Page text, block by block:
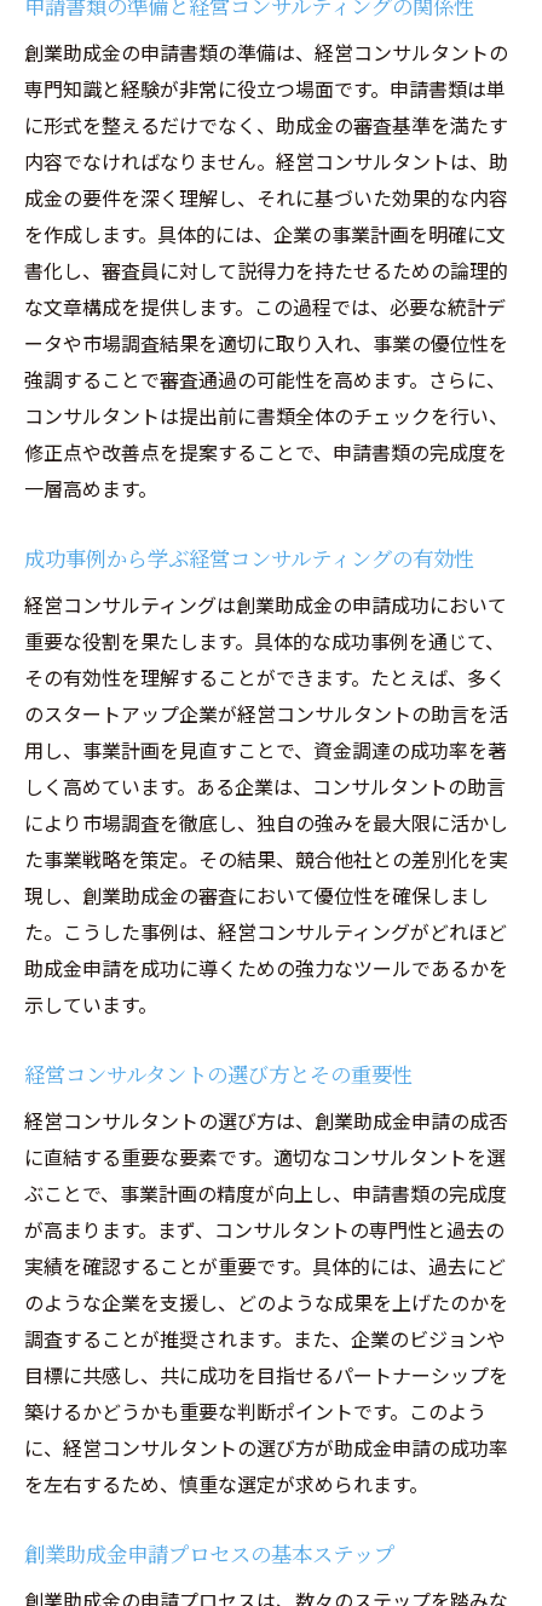
ングの役割
投資家へのアプローチ方法とコンサルティ
ングの利用
資金調達に成功するための具体的なステッ
プ
経営コンサルティングがもたらす資金調達
の成功事例
助成金とその他の資金源の比較
資金調達におけるリスク管理の重要性
経営コンサルティングと創業助成金ビジネス計
画の最適化
ビジネス計画を最適化するための経営コン
サルティングの手法
方
助成金申請に強いビジネス計画とは
経営コンサルタントが見るビジネス計画の
改善点
助成金に適したビジネスモデルの構築
ビジネス計画のフィードバックと改善のプ
ロセス
助成金申請プロセスを簡略化する方法と経営コ
ンサルティングの関わり
助成金申請書類の作成ポイントとコンサル
の支援
ティングの活用法
申請書類の整備と審査通過のためのアドバ
イス
助成金申請のよくあるミスとその防ぎ方
専門家の知見を活かした申請プロセスの最
適化
助成金申請のフローとコンサルティングの
役割
創業時の資金不安を解消する経営コンサルティ
ングの実践例
資金不安を解消するための経営コンサルテ
経営コンサルティングを活用した助成金獲
得の実践例
創業助成金の申請書類の準備は、経営コンサルタントの
専門知識と経験が非常に役立つ場面です。申請書類は単
に形式を整えるだけでなく、助成金の審査基準を満たす
内容でなければなりません。経営コンサルタントは、助
成金の要件を深く理解し、それに基づいた効果的な内容
を作成します。具体的には、企業の事業計画を明確に文
書化し、審査員に対して説得力を持たせるための論理的
な文章構成を提供します。この過程では、必要な統計デ
ータや市場調査結果を適切に取り入れ、事業の優位性を
強調することで審査通過の可能性を高めます。さらに、
コンサルタントは提出前に書類全体のチェックを行い、
修正点や改善点を提案することで、申請書類の完成度を
一層高めます。
成功事例から学ぶ経営コンサルティングの有効性
経営コンサルティングは創業助成金の申請成功において
重要な役割を果たします。具体的な成功事例を通じて、
その有効性を理解することができます。たとえば、多く
のスタートアップ企業が経営コンサルタントの助言を活
用し、事業計画を見直すことで、資金調達の成功率を著
しく高めています。ある企業は、コンサルタントの助言
により市場調査を徹底し、独自の強みを最大限に活かし
た事業戦略を策定。その結果、競合他社との差別化を実
現し、創業助成金の審査において優位性を確保しまし
た。こうした事例は、経営コンサルティングがどれほど
助成金申請を成功に導くための強力なツールであるかを
示しています。
経営コンサルタントの選び方とその重要性
経営コンサルタントの選び方は、創業助成金申請の成否
に直結する重要な要素です。適切なコンサルタントを選
ぶことで、事業計画の精度が向上し、申請書類の完成度
が高まります。まず、コンサルタントの専門性と過去の
実績を確認することが重要です。具体的には、過去にど
のような企業を支援し、どのような成果を上げたのかを
調査することが推奨されます。また、企業のビジョンや
目標に共感し、共に成功を目指せるパートナーシップを
築けるかどうかも重要な判断ポイントです。このよう
に、経営コンサルタントの選び方が助成金申請の成功率
を左右するため、慎重な選定が求められます。
創業助成金申請プロセスの基本ステップ
創業助成金の申請プロセスは、数々のステップを踏みな